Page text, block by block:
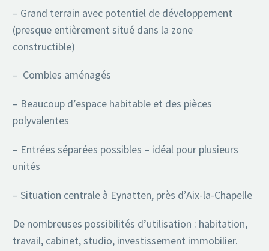
– Grand terrain avec potentiel de développement
(presque entièrement situé dans la zone
constructible)
– Combles aménagés
– Beaucoup d’espace habitable et des pièces
polyvalentes
– Entrées séparées possibles – idéal pour plusieurs
unités
– Situation centrale à Eynatten, près d’Aix-la-Chapelle
De nombreuses possibilités d’utilisation : habitation,
travail, cabinet, studio, investissement immobilier.